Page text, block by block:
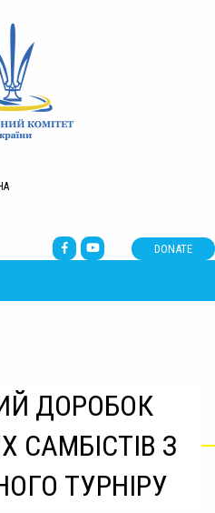
DONATE
ДОРОБОК
САМБІСТІВ З
ТУРНІРУ